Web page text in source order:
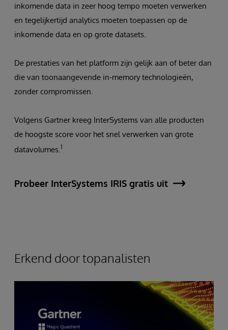
inkomende data in zeer hoog tempo moeten verwerken
en tegelijkertijd analytics moeten toepassen op de
inkomende data en op grote datasets.
De prestaties van het platform zijn gelijk aan of beter dan
die van toonaangevende in-memory technologieën,
zonder compromissen.
Volgens Gartner kreeg InterSystems van alle producten
de hoogste score voor het snel verwerken van grote
datavolumes.1
Probeer InterSystems IRIS gratis uit
Erkend door topanalisten